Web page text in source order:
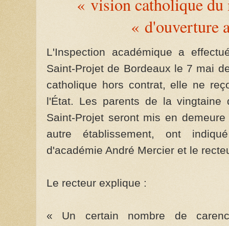
« d'ouverture
L'Inspection académique a
Saint-Projet de Bordeaux le 7 mai
catholique hors contrat, elle ne
l'État. Les parents de la vingtaine
Saint-Projet seront mis en
autre établissement, ont
d'académie André Mercier et le
Le recteur explique :
« Un certain nombre de